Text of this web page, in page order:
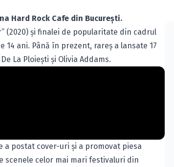
Hard Rock Cafe din București.
(2020) și finalei de popularitate din cadrul
14 ani. Până în prezent, rareș a lansate 17
La Ploiești și Olivia Addams.
postat cover-uri și a promovat piesa
scenele celor mai mari festivaluri din